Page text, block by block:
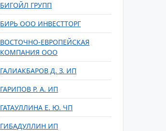
БИГОЙЛ ГРУПП
БИРЬ ООО ИНВЕСТТОРГ
ВОСТОЧНО-ЕВРОПЕЙСКАЯ
КОМПАНИЯ ООО
ГАЛИАКБАРОВ Д. З. ИП
ГАРИПОВ Р. А. ИП
ГАТАУЛЛИНА Е. Ю. ЧП
ГИБАДУЛЛИН ИП